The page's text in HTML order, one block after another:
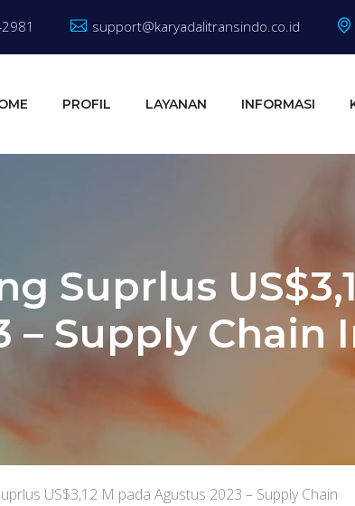
support@karyadalitransindo.co.id
PROFIL LAYANAN INFORMASI
Suprlus
– Supply Chain
US$3,12 M pada Agustus 2023 – Supply Chain